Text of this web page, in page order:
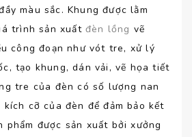
màu sắc. Khung được lằm
trình sản xuất đèn lồng vẽ
công đoạn như vót tre, xử lý
tạo khung, dán vải, vẽ họa tiết
tre của đèn có số lượng nan
cỡ của đèn để đảm bảo kết
phẩm được sản xuất bởi xưởng